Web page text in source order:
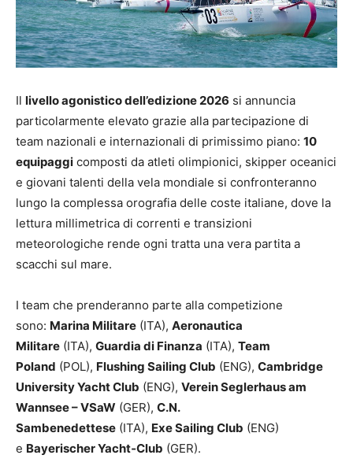
Il livello agonistico dell’edizione 2026 si annuncia
particolarmente elevato grazie alla partecipazione di
team nazionali e internazionali di primissimo piano: 10
equipaggi composti da atleti olimpionici, skipper oceanici
e giovani talenti della vela mondiale si confronteranno
lungo la complessa orografia delle coste italiane, dove la
lettura millimetrica di correnti e transizioni
meteorologiche rende ogni tratta una vera partita a
scacchi sul mare.
I team che prenderanno parte alla competizione
sono: Marina Militare (ITA), Aeronautica
Militare (ITA), Guardia di Finanza (ITA), Team
Poland (POL), Flushing Sailing Club (ENG), Cambridge
University Yacht Club (ENG), Verein Seglerhaus am
Wannsee – VSaW (GER), C.N.
Sambenedettese (ITA), Exe Sailing Club (ENG)
e Bayerischer Yacht‑Club (GER).